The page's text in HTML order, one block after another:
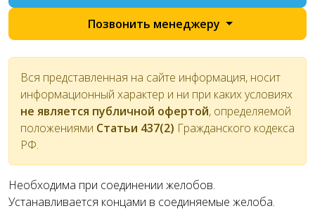
Позвонить менеджеру
Вся представленная на сайте информация, носит
информационный характер и ни при каких условиях
не является публичной офертой, определяемой
положениями Статьи 437(2) Гражданского кодекса
РФ.
Необходима при соединении желобов.
Устанавливается концами в соединяемые желоба.